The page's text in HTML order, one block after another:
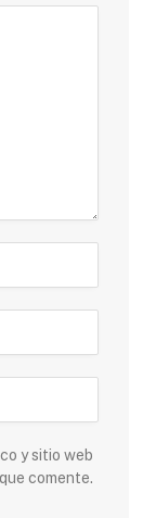
y sitio web
comente.